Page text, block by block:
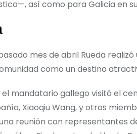
así como para Galicia en
mes de abril Rueda
como un destino
el mandatario gallego visitó el
Xiaoqiu Wang, y otros
reunión con representantes